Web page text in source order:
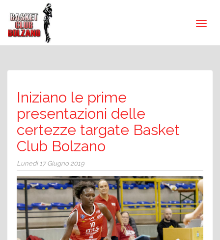
Iniziano le prime
presentazioni delle
certezze targate Basket
Club Bolzano
Lunedì 17 Giugno 2019